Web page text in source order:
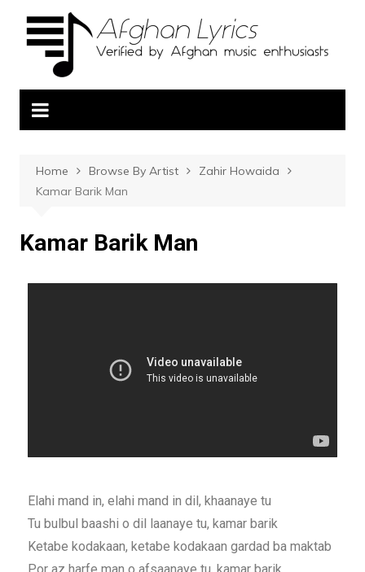
Home Browse By Artist
Zahir Howaida
Kamar Barik Man
Kamar Barik Man
Elahi mand in, elahi mand in dil, khaanaye tu
Tu bulbul baashi o dil laanaye tu, kamar barik
Ketabe kodakaan, ketabe kodakaan gardad ba maktab